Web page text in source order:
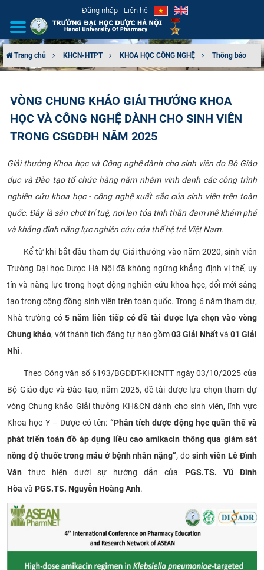
Đăng nhập Liên hệ
CƠ CẤU TỔ CHỨC
TUYỂN SINH
ĐÀO TẠO
ĐẢM BẢO CHẤT LƯỢNG
KHOA HỌC CÔNG NGHỆ
HTQT
CỰU NGƯỜI HỌC
Trang chủ KHCN-HTPT KHOA HỌC CÔNG NGHỆ Thông báo
VÒNG CHUNG KHẢO GIẢI THƯỞNG KHOA
HỌC VÀ CÔNG NGHỆ DÀNH CHO SINH VIÊN
TRONG CSGDĐH NĂM 2025
Giải thưởng Khoa học và Công nghệ dành cho sinh viên do Bộ Giáo
dục và Đào tạo tổ chức hàng năm nhằm vinh danh các công trình
nghiên cứu khoa học - công nghệ xuất sắc của sinh viên trên toàn
quốc. Đây là sân chơi trí tuệ, nơi lan tỏa tinh thần đam mê khám phá
và khẳng định năng lực nghiên cứu của thế hệ trẻ Việt Nam.
Kể từ khi bắt đầu tham dự Giải thưởng vào năm 2020, sinh viên
Trường Đại học Dược Hà Nội đã không ngừng khẳng định vị thế, uy
tín và năng lực trong hoạt động nghiên cứu khoa học, đổi mới sáng
tạo trong cộng đồng sinh viên trên toàn quốc. Trong 6 năm tham dự,
Nhà trường có5 năm liên tiếp có đề tài được lựa chọn vào vòng
Chung khảo, với thành tích đáng tự hào gồm03 Giải Nhấtvà 01 Giải
Nhì.
Theo Công văn số 6193/BGDĐT-KHCNTT ngày 03/10/2025 của
Bộ Giáo dục và Đào tạo, năm 2025, đề tài được lựa chọn tham dự
vòng Chung khảo Giải thưởng KH&CN dành cho sinh viên, lĩnh vực
Khoa học Y – Dược có tên: “Phân tích dược động học quần thể và
phát triển toán đồ áp dụng liều cao amikacin thông qua giám sát
nồng độ thuốc trong máu ở bệnh nhân nặng”, do sinh viên Lê Đình
Văn thực hiện dưới sự hướng dẫn của PGS.TS. Vũ Đình
Hòa và PGS.TS. Nguyễn Hoàng Anh.